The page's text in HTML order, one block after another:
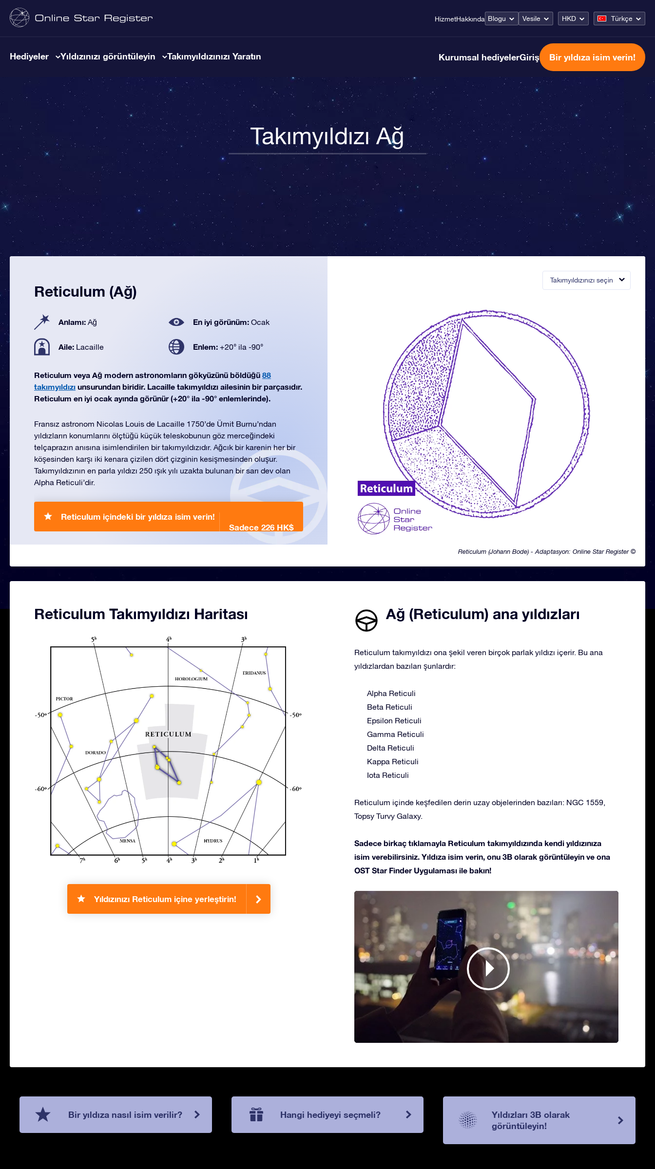
HizmetHakkında Blogu Vesile HKD Türkçe
Hediyeler Yıldızınızı görüntüleyin Takımyıldızınızı Yaratın Kurumsal hediyelerGiriş Bir yıldıza isim verin!
Takımyıldızı Ağ
Takımyıldızınızı seçin
Reticulum (Johann Bode) - Adaptasyon: Online Star Register ©
Reticulum (Ağ)
Anlamı: Ağ En iyi görünüm: Ocak
Aile: Lacaille Enlem: +20° ila -90°
Reticulum veya Ağ modern astronomların gökyüzünü böldüğü 88
takımyıldızı unsurundan biridir. Lacaille takımyıldızı ailesinin bir parçasıdır.
Reticulum en iyi ocak ayında görünür (+20° ila -90° enlemlerinde).
Fransız astronom Nicolas Louis de Lacaille 1750’de Ümit Burnu’ndan
yıldızların konumlarını ölçtüğü küçük teleskobunun göz merceğindeki
telçaprazın anısına isimlendirilen bir takımyıldızıdır. Ağcık bir karenin her bir
köşesinden karşı iki kenara çizilen dört çizginin kesişmesinden oluşur.
Takımyıldızının en parla yıldızı 250 ışık yılı uzakta bulunan bir sarı dev olan
Alpha Reticuli’dir.
Reticulum içindeki bir yıldıza isim verin!
Sadece 226 HK$
Reticulum Takımyıldızı Haritası
Yıldızınızı Reticulum içine yerleştirin!
Ağ (Reticulum) ana yıldızları
Reticulum takımyıldızı ona şekil veren birçok parlak yıldızı içerir. Bu ana
yıldızlardan bazıları şunlardır:
Alpha Reticuli
Beta Reticuli
Epsilon Reticuli
Gamma Reticuli
Delta Reticuli
Kappa Reticuli
Iota Reticuli
Reticulum içinde keşfedilen derin uzay objelerinden bazıları: NGC 1559,
Topsy Turvy Galaxy.
Sadece birkaç tıklamayla Reticulum takımyıldızında kendi yıldızınıza
isim verebilirsiniz. Yıldıza isim verin, onu 3B olarak görüntüleyin ve ona
OST Star Finder Uygulaması ile bakın!
Bir yıldıza nasıl isim verilir? Hangi hediyeyi seçmeli?
Yıldızları 3B olarak
görüntüleyin!